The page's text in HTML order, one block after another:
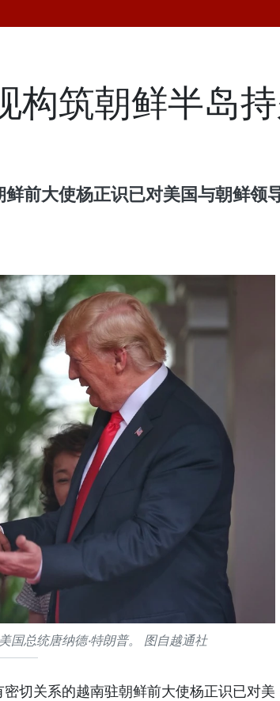
构筑朝鲜半岛
前大使杨正识已对美国与朝鲜领
国总统唐纳德·特朗普。 图自越通社
切关系的越南驻朝鲜前大使杨正识已对美